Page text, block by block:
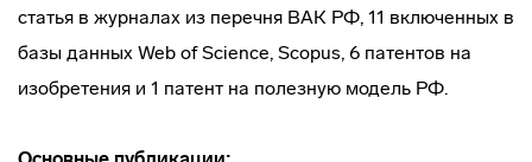
статья в журналах из перечня ВАК РФ, 11 включенных в
базы данных Web of Science, Scopus, 6 патентов на
изобретения и 1 патент на полезную модель РФ.